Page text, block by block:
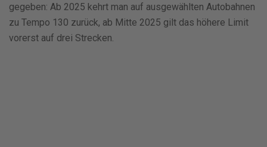
gegeben: Ab 2025 kehrt man auf ausgewählten Autobahnen
zu Tempo 130 zurück, ab Mitte 2025 gilt das höhere Limit
vorerst auf drei Strecken.